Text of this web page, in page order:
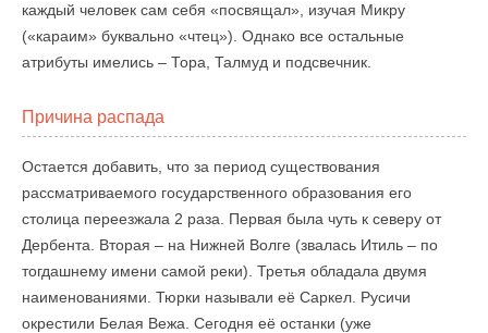
каждый человек сам себя «посвящал», изучая Микру
(«караим» буквально «чтец»). Однако все остальные
атрибуты имелись – Тора, Талмуд и подсвечник.
Причина распада
Остается добавить, что за период существования
рассматриваемого государственного образования его
столица переезжала 2 раза. Первая была чуть к северу от
Дербента. Вторая – на Нижней Волге (звалась Итиль – по
тогдашнему имени самой реки). Третья обладала двумя
наименованиями. Тюрки называли её Саркел. Русичи
окрестили Белая Вежа. Сегодня её останки (уже